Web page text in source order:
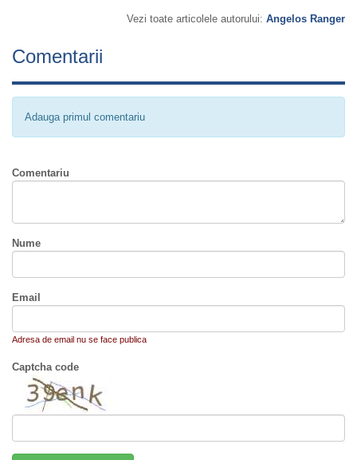
Vezi toate articolele autorului: Angelos Ranger
Comentarii
Adauga primul comentariu
Comentariu
Nume
Email
Adresa de email nu se face publica
Captcha code